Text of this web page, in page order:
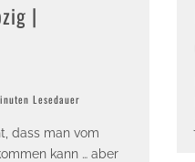
|
Lesedauer
dass man vom
kann … aber